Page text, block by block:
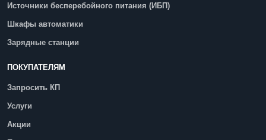
Источники бесперебойного питания (ИБП)
Шкафы автоматики
Зарядные станции
ПОКУПАТЕЛЯМ
Запросить КП
Услуги
Акции